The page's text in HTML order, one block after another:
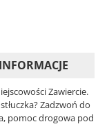
Zawiercie.
Zadzwoń do
pomoc drogowa pod